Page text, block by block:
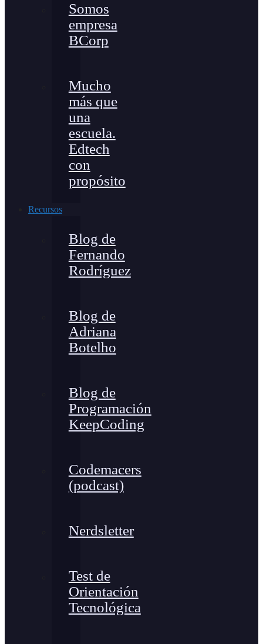
Somos
empresa
BCorp
Mucho
más que
una
escuela.
Edtech
con
propósito
Recursos
Blog de
Fernando
Rodríguez
Blog de
Adriana
Botelho
Blog de
Programación
KeepCoding
Codemacers
(podcast)
Nerdsletter
Test de
Orientación
Tecnológica